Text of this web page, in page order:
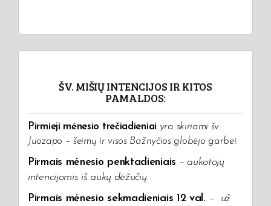
ŠV. MIŠIŲ INTENCIJOS IR KITOS
PAMALDOS:
Pirmieji mėnesio trečiadieniai yra skiriami šv.
Juozapo – šeimų ir visos Bažnyčios globėjo garbei.
Pirmais mėnesio penktadieniais – aukotojų
intencijomis iš aukų dėžučių.
Pirmais mėnesio sekmadieniais 12 val. –
už